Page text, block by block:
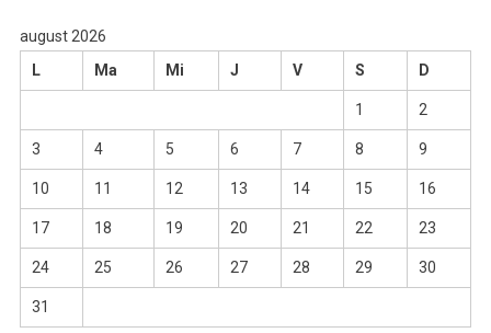
august 2026
L
Ma Mi J V S D
1 2
3 4 5 6 7 8 9
10 11 12 13 14 15 16
17 18 19 20 21 22 23
24 25 26 27 28 29 30
31